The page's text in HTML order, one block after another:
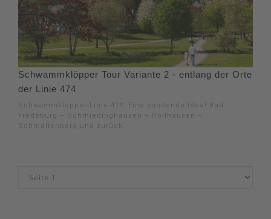
Schwammklöpper Tour Variante 2 - entlang der Orte
der Linie 474
Schwammklöpper-Linie 474. Eine zündende Idee! Bad
Fredeburg – Schmiedinghausen – Holthausen –
Schmallenberg und zurück.